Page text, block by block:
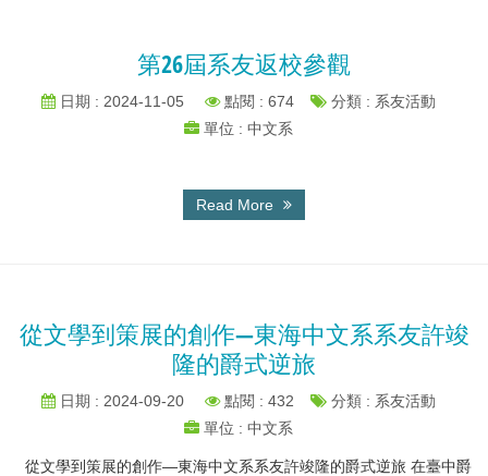
第26屆系友返校參觀
日期 : 2024-11-05 點閱 : 674
分類 : 系友活動
單位 : 中文系
Read More
從文學到策展的創作—東海中文系系友許竣
隆的爵式逆旅
日期 : 2024-09-20 點閱 : 432
分類 : 系友活動
單位 : 中文系
從文學到策展的創作—東海中文系系友許竣隆的爵式逆旅 在臺中爵